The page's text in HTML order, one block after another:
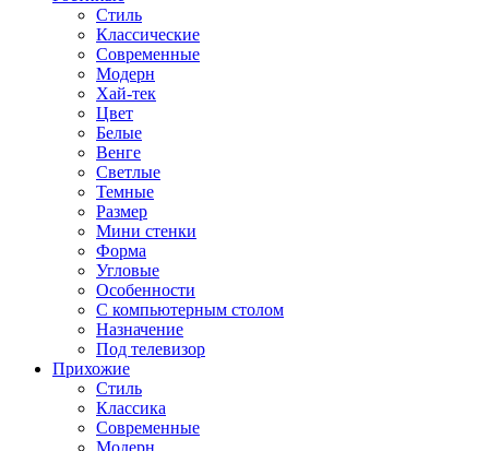
Стиль
Классические
Современные
Модерн
Хай-тек
Цвет
Белые
Венге
Светлые
Темные
Размер
Мини стенки
Форма
Угловые
Особенности
С компьютерным столом
Назначение
Под телевизор
Прихожие
Стиль
Классика
Современные
Модерн